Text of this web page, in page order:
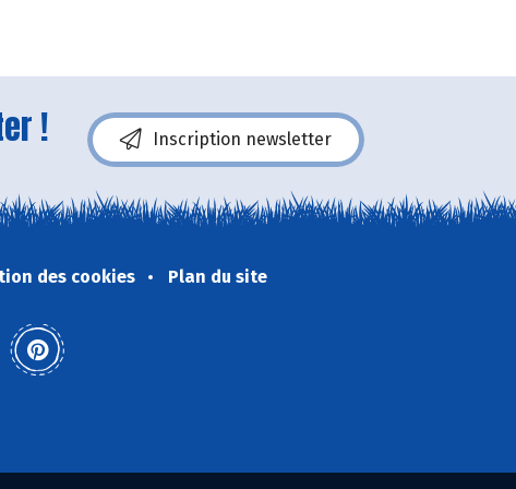
! Inscription newsletter
des cookies Plan du site